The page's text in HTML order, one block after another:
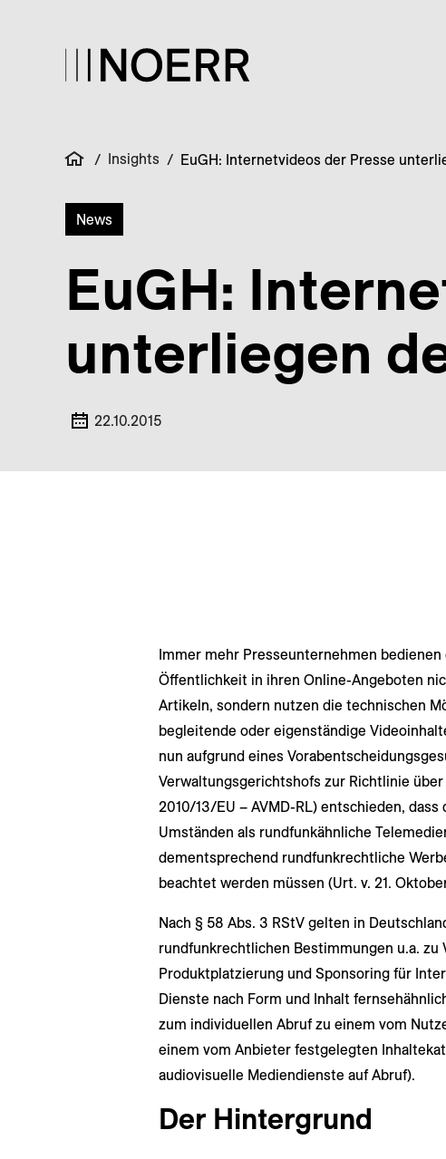
/ Insights / EuGH: Internetvideos der Presse
News
EuGH:
unterliegen
22.10.2015
Immer mehr Presseunternehmen
Öffentlichkeit in ihren Online-Angeboten
Artikeln, sondern nutzen die technischen
begleitende oder eigenständige
nun aufgrund eines
Verwaltungsgerichtshofs zur Richtlinie
2010/13/EU – AVMD-RL) entschieden,
Umständen als rundfunkähnliche
dementsprechend rundfunkrechtliche
beachtet werden müssen (Urt. v. 21.
Nach § 58 Abs. 3 RStV gelten in
rundfunkrechtlichen Bestimmungen u.a. zu
Produktplatzierung und Sponsoring für
Dienste nach Form und Inhalt
zum individuellen Abruf zu einem vom
einem vom Anbieter festgelegten
audiovisuelle Mediendienste auf Abruf).
Der Hintergrund